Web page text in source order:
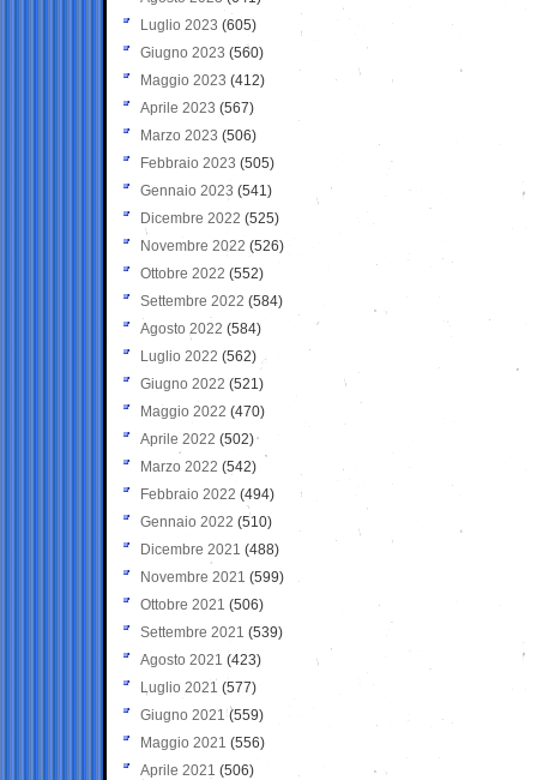
Luglio 2023 (605)
Giugno 2023 (560)
Maggio 2023 (412)
Aprile 2023 (567)
Marzo 2023 (506)
Febbraio 2023 (505)
Gennaio 2023 (541)
Dicembre 2022 (525)
Novembre 2022 (526)
Ottobre 2022 (552)
Settembre 2022 (584)
Agosto 2022 (584)
Luglio 2022 (562)
Giugno 2022 (521)
Maggio 2022 (470)
Aprile 2022 (502)
Marzo 2022 (542)
Febbraio 2022 (494)
Gennaio 2022 (510)
Dicembre 2021 (488)
Novembre 2021 (599)
Ottobre 2021 (506)
Settembre 2021 (539)
Agosto 2021 (423)
Luglio 2021 (577)
Giugno 2021(559)
Maggio 2021 (556)
Aprile 2021 (506)